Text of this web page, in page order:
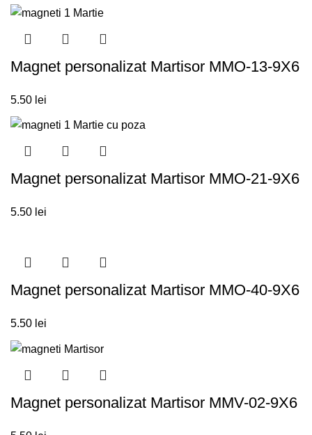
Magnet personalizat Martisor MMO-13-9X6
5.50 lei
Magnet personalizat Martisor MMO-21-9X6
5.50 lei
Magnet personalizat Martisor MMO-40-9X6
5.50 lei
Magnet personalizat Martisor MMV-02-9X6